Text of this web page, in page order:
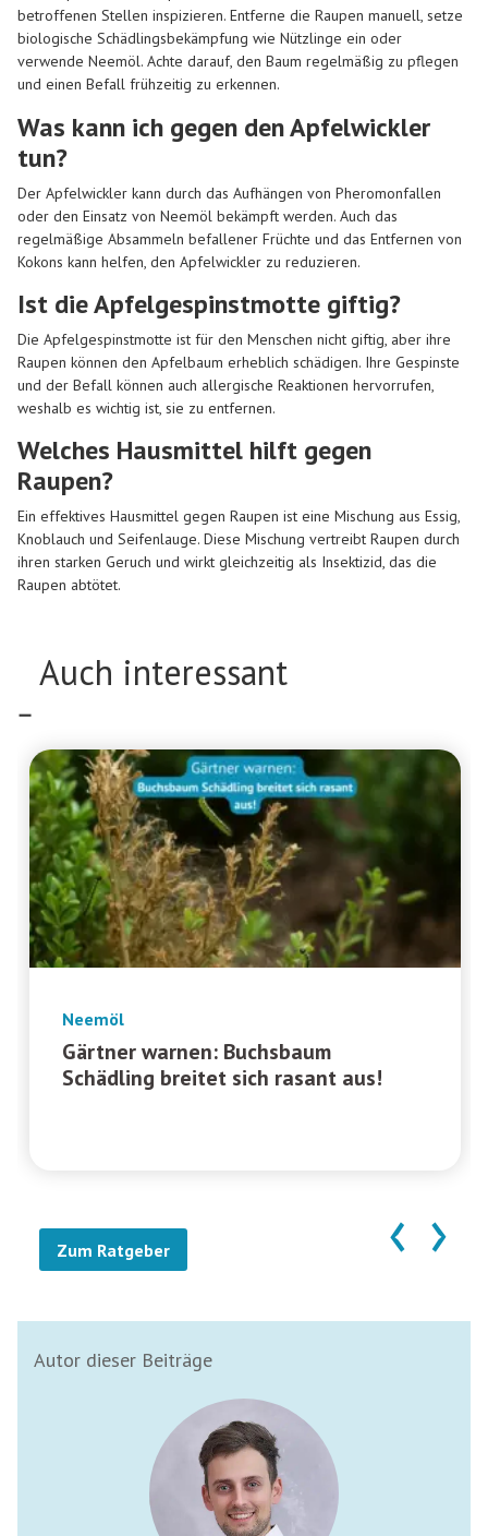
betroffenen Stellen inspizieren. Entferne die Raupen manuell, setze
biologische Schädlingsbekämpfung wie Nützlinge ein oder
verwende Neemöl. Achte darauf, den Baum regelmäßig zu pflegen
und einen Befall frühzeitig zu erkennen.
Was kann ich gegen den Apfelwickler
tun?
Der Apfelwickler kann durch das Aufhängen von Pheromonfallen
oder den Einsatz von Neemöl bekämpft werden. Auch das
regelmäßige Absammeln befallener Früchte und das Entfernen von
Kokons kann helfen, den Apfelwickler zu reduzieren.
Ist die Apfelgespinstmotte giftig?
Die Apfelgespinstmotte ist für den Menschen nicht giftig, aber ihre
Raupen können den Apfelbaum erheblich schädigen. Ihre Gespinste
und der Befall können auch allergische Reaktionen hervorrufen,
weshalb es wichtig ist, sie zu entfernen.
Welches Hausmittel hilft gegen
Raupen?
Ein effektives Hausmittel gegen Raupen ist eine Mischung aus Essig,
Knoblauch und Seifenlauge. Diese Mischung vertreibt Raupen durch
ihren starken Geruch und wirkt gleichzeitig als Insektizid, das die
Raupen abtötet.
Auch interessant
Neemöl
Gärtner warnen: Buchsbaum
Schädling breitet sich rasant aus!
‹ ›
Zum Ratgeber
Autor dieser Beiträge